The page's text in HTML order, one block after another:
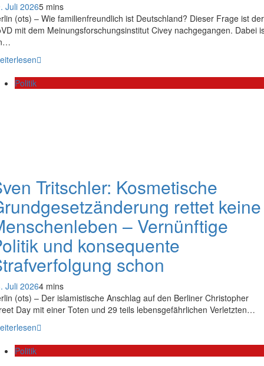
Juli 20265 mins
(ots) – Wie familienfreundlich ist Deutschland? Dieser Frage ist der
mit dem Meinungsforschungsinstitut Civey nachgegangen. Dabei
Politik
Tritschler: Kosmetische
rettet keine
– Vernünftige
und konsequente
schon
Juli 20264 mins
(ots) – Der islamistische Anschlag auf den Berliner Christopher
Day mit einer Toten und 29 teils lebensgefährlichen Verletzten…
Politik